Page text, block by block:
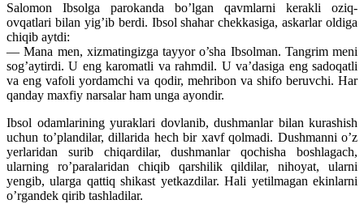
Salomon Ibsolga parokanda bo’lgan qavmlarni kerakli oziq-
ovqatlari bilan yig’ib berdi. Ibsol shahar chekkasiga, askarlar oldiga
chiqib aytdi:
— Mana men, xizmatingizga tayyor o’sha Ibsolman. Tangrim meni
sog’aytirdi. U eng karomatli va rahmdil. U va’dasiga eng sadoqatli
va eng vafoli yordamchi va qodir, mehribon va shifo beruvchi. Har
qanday maxfiy narsalar ham unga ayondir.
Ibsol odamlarining yuraklari dovlanib, dushmanlar bilan kurashish
uchun to’plandilar, dillarida hech bir xavf qolmadi. Dushmanni o’z
yerlaridan surib chiqardilar, dushmanlar qochisha boshlagach,
ularning ro’paralaridan chiqib qarshilik qildilar, nihoyat, ularni
yengib, ularga qattiq shikast yetkazdilar. Hali yetilmagan ekinlarni
o’rgandek qirib tashladilar.